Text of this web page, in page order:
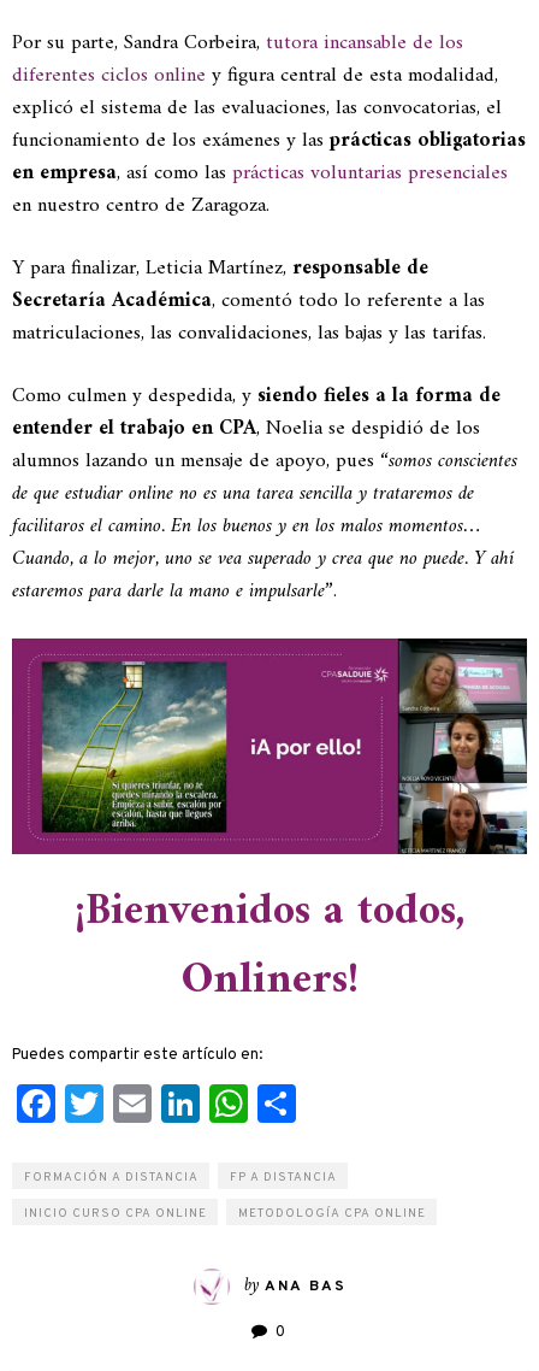
Por su parte, Sandra Corbeira, tutora incansable de los
diferentes ciclos online y figura central de esta modalidad,
explicó el sistema de las evaluaciones, las convocatorias, el
funcionamiento de los exámenes y lasprácticas obligatorias
en empresa, así como las prácticas voluntarias presenciales
en nuestro centro de Zaragoza.
Y para finalizar, Leticia Martínez, responsable de
Secretaría Académica, comentó todo lo referente a las
matriculaciones, las convalidaciones, las bajas y las tarifas.
Como culmen y despedida, y siendo fieles a la forma de
entender el trabajo en CPA, Noelia se despidió de los
alumnos lazando un mensaje de apoyo, pues “somos conscientes
de que estudiar online no es una tarea sencilla y trataremos de
facilitaros el camino. En los buenos y en los malos momentos…
Cuando, a lo mejor, uno se vea superado y crea que no puede. Y ahí
estaremos para darle la mano e impulsarle”.
¡Bienvenidos a todos,
Onliners!
Puedes compartir este artículo en:
Facebook
Twitter
EmailLinkedIn
WhatsApp
FORMACIÓN A DISTANCIA FP A DISTANCIA
INICIO CURSO CPA ONLINE METODOLOGÍA CPA ONLINE
by ANA BAS
0